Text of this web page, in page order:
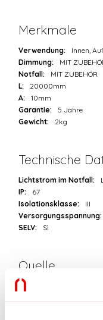
Merkmale
Verwendung:
Innen,
Dimmung:
MIT
Notfall:
MIT ZUBEHÖR
L:
20000mm
A:
10mm
Garantie:
5 Jahre
Gewicht:
2kg
Technische
Lichtstrom im Notfall:
IP:
67
Isolationsklasse:
III
Versorgungsspannung:
SELV:
Sì
Quelle
Lichtquelle: